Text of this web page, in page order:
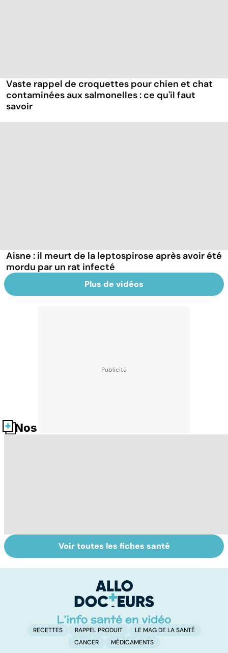
Vaste rappel de croquettes pour chien et chat
contaminées aux salmonelles : ce qu'il faut
savoir
Aisne : il meurt de la leptospirose après avoir été
mordu par un rat infecté
Plus de vidéos
Nos fiches santé
Tout savoir sur
les infections
Inflammation des
amygdales : que
d'angine ?
Voir toutes les fiches santé
RECETTES RAPPEL PRODUIT
LE MAG DE LA SANTÉ
CANCER
MÉDICAMENTS